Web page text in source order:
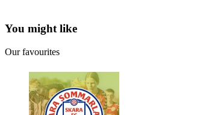
You might like
Our favourites